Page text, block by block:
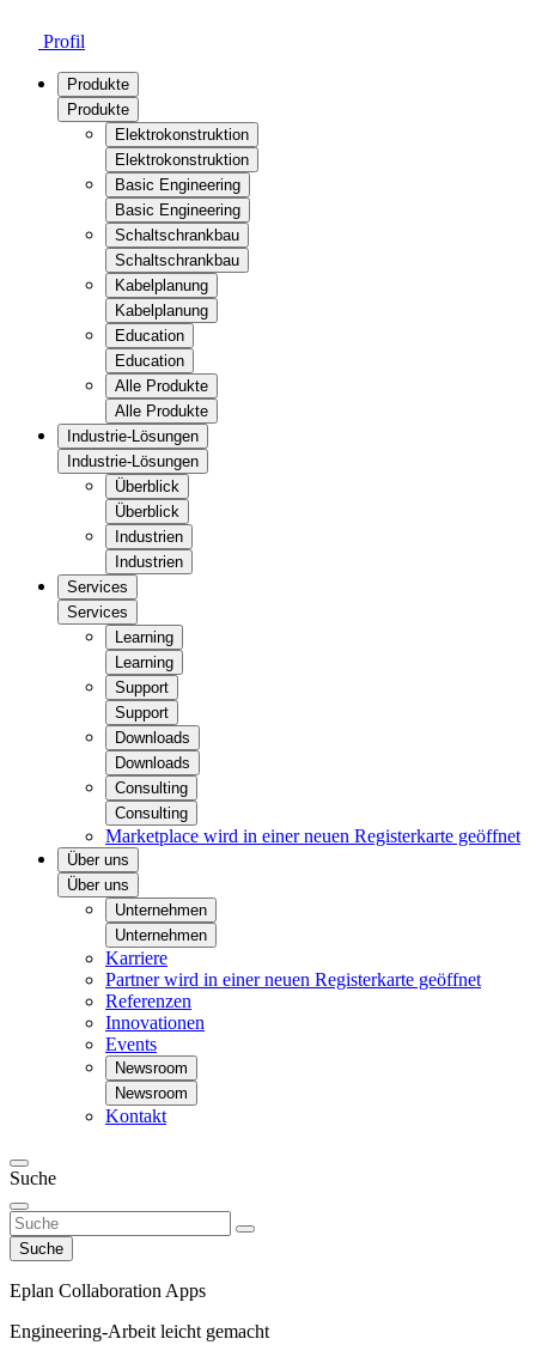
Profil
Produkte
Produkte
Elektrokonstruktion
Elektrokonstruktion
Basic Engineering
Basic Engineering
Schaltschrankbau
Schaltschrankbau
Kabelplanung
Kabelplanung
Education
Education
Alle Produkte
Alle Produkte
Industrie-Lösungen
Industrie-Lösungen
Überblick
Überblick
Industrien
Industrien
Services
Services
Learning
Learning
Support
Support
Downloads
Downloads
Consulting
Consulting
Marketplace wird in einer neuen Registerkarte geöffnet
Über uns
Über uns
Unternehmen
Unternehmen
Karriere
Partnerwird in einer neuen Registerkarte geöffnet
Referenzen
Innovationen
Events
Newsroom
Newsroom
Kontakt
Suche
Suche
Eplan Collaboration Apps
Engineering-Arbeit leicht gemacht